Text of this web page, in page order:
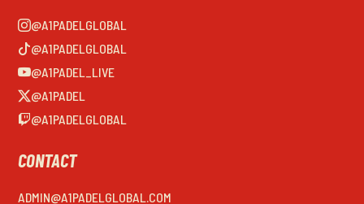
@A1PADELGLOBAL
@A1PADELGLOBAL
@A1PADEL_LIVE
@A1PADEL
@A1PADELGLOBAL
CONTACT
ADMIN@A1PADELGLOBAL.COM